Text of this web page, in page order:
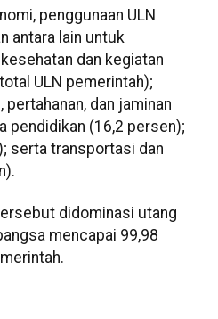
penggunaan ULN
antara lain untuk
dan kegiatan
ULN pemerintah);
dan jaminan
pendidikan (16,2 persen);
serta transportasi dan
didominasi utang
mencapai 99,98